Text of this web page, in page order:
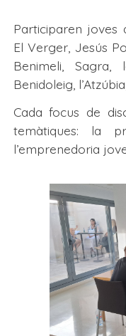
Participaren joves
El Verger, Jesús
Benimeli,
Benidoleig,
Cada focus de
temàtiques: la
l’emprenedoria